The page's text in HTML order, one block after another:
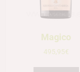
Magico
495,95€